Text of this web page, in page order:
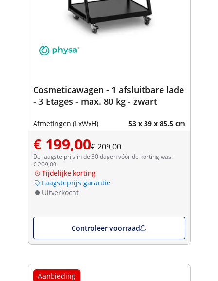
Cosmeticawagen - 1 afsluitbare lade
- 3 Etages - max. 80 kg - zwart
Afmetingen (LxWxH) 53 x 39 x 85.5 cm
€ 199,00€ 209,00
De laagste prijs in de 30 dagen vóór de korting was:
€ 209,00
Tijdelijke korting
Laagsteprijs garantie
Uitverkocht
Controleer voorraad
Aanbieding